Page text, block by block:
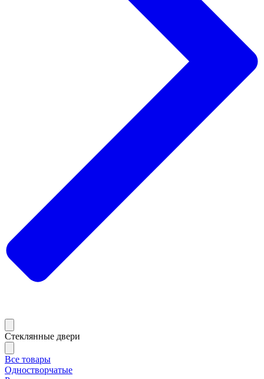
Стеклянные двери
Все товары
Одностворчатые